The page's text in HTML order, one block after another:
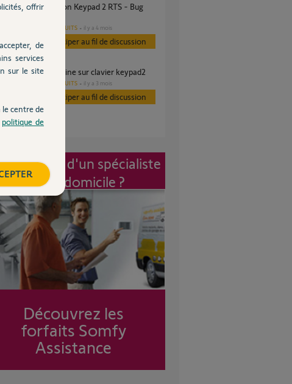
AUTRES PRODUITS il y a 4 mois
Participer au fil de discussion
le code usine sur clavier keypad2
AUTRES PRODUITS il y a 3 mois
Participer au fil de discussion
d'un spécialiste
à mon domicile ?
Découvrez les
forfaits Somfy
Assistance
offrir
de
services
sur le site
centre de
politique de